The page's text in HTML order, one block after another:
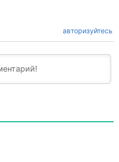
авторизуйтесь